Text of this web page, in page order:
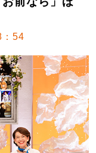
：54